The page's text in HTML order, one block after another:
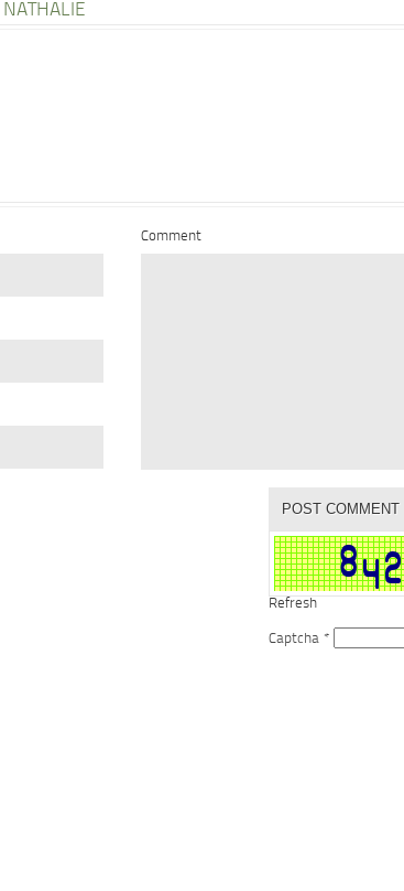
NATHALIE
Comment
Refresh
Captcha *